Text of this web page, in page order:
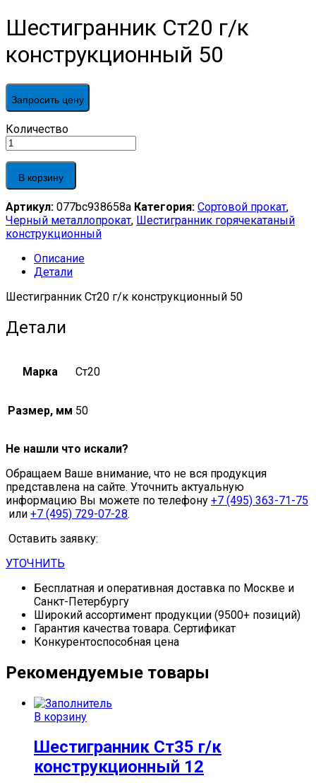
Шестигранник Ст20 г/к
конструкционный 50
Запросить цену
Шестигранник
Ст20
г/
к
конструкционный
quantity
Количество
В корзину
Артикул: 077bc938658a Категория: Сортовой прокат,
Черный металлопрокат, Шестигранник горячекатаный
конструкционный
Описание
Детали
Шестигранник Ст20 г/к конструкционный 50
Детали
Марка Ст20
Размер, мм 50
Не нашли что искали?
Обращаем Ваше внимание, что не вся продукция
представлена на сайте. Уточнить актуальную
информацию Вы можете по телефону +7 (495) 363-71-75
или +7 (495) 729-07-28.
Оставить заявку:
УТОЧНИТЬ
Бесплатная и оперативная доставка по Москве и
Санкт-Петербургу
Широкий ассортимент продукции (9500+ позиций)
Гарантия качества товара. Сертификат
Конкурентоспособная цена
Рекомендуемые товары
В корзину
Шестигранник Ст35 г/к
конструкционный 12